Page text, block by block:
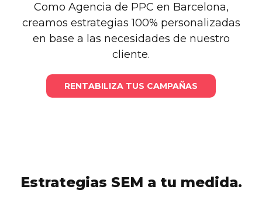
Como Agencia de PPC en Barcelona,
creamos estrategias 100% personalizadas
en base a las necesidades de nuestro
cliente.
RENTABILIZA TUS CAMPAÑAS
Estrategias SEM a tu medida.